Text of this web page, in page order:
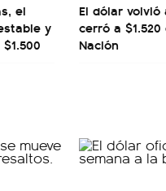
el
y
El dólar
cerró a
Nación